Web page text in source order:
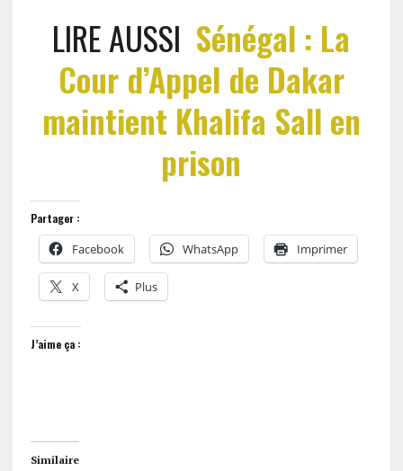
LIRE AUSSI Sénégal : La
Cour d’Appel de Dakar
maintient Khalifa Sall en
prison
Partager :
Facebook WhatsApp Imprimer
X Plus
J’aime ça :
Similaire